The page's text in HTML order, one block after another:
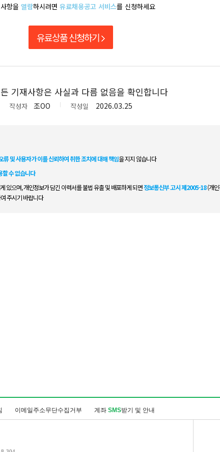
항을 열람하시려면 유료채용공고 서비스를 신청하세요
유료상품 신청하기
기재사항은 사실과 다름 없음을 확인합니다
작성자 조OO 작성일 2026.03.25
류 및 사용자가 이를 신뢰하여 취한 조치에 대해 책임을 지지 않습니다
할 수 없습니다
있으며, 개인정보가 담긴 이력서를 불법 유출 및 배포하게 되면정보통신부 고시 제2005-18(개인
주시기 바랍니다
이메일주소무단수집거부 계좌 SMS받기 및 안내